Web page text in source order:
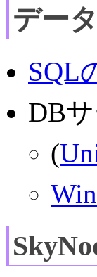
デー
SQL
DB
(